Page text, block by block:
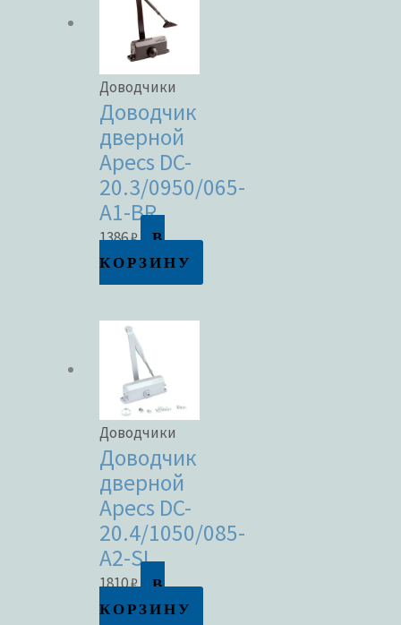
Доводчики
Доводчик
дверной
Apecs DC-
20.3/0950/065-
A1-BR
1386₽
В
КОРЗИНУ
Доводчики
Доводчик
дверной
Apecs DC-
20.4/1050/085-
A2-SL
1810₽
В
КОРЗИНУ